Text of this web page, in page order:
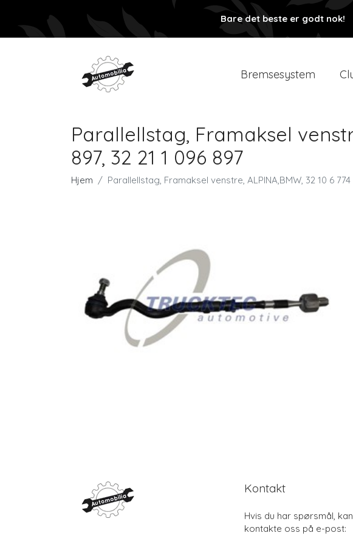
Bare det beste er godt nok!
Bremsesystem
Parallellstag, Framaksel
897, 32 21 1 096 897
Hjem Parallellstag, Framaksel venstre, ALPINA,BMW, 32 10 6 774
Kontakt
Hvis du har spørsmål,
kontakte oss på e-post: